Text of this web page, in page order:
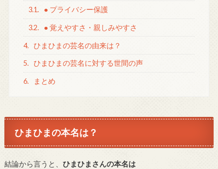
3.1. ● プライバシー保護
3.2. ● 覚えやすさ・親しみやすさ
4. ひまひまの芸名の由来は？
5. ひまひまの芸名に対する世間の声
6. まとめ
ひまひまの本名は？
結論から言うと、 ひまひまさんの本名は